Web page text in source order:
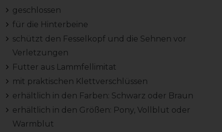
geschlossen
für die Hinterbeine
schützt den Fesselkopf und die Sehnen vor
Verletzungen
Futter aus Lammfellimitat
mit praktischen Klettverschlüssen
erhältlich in den Farben: Schwarz oder Braun
erhältlich in den Größen: Pony, Vollblut oder
Warmblut